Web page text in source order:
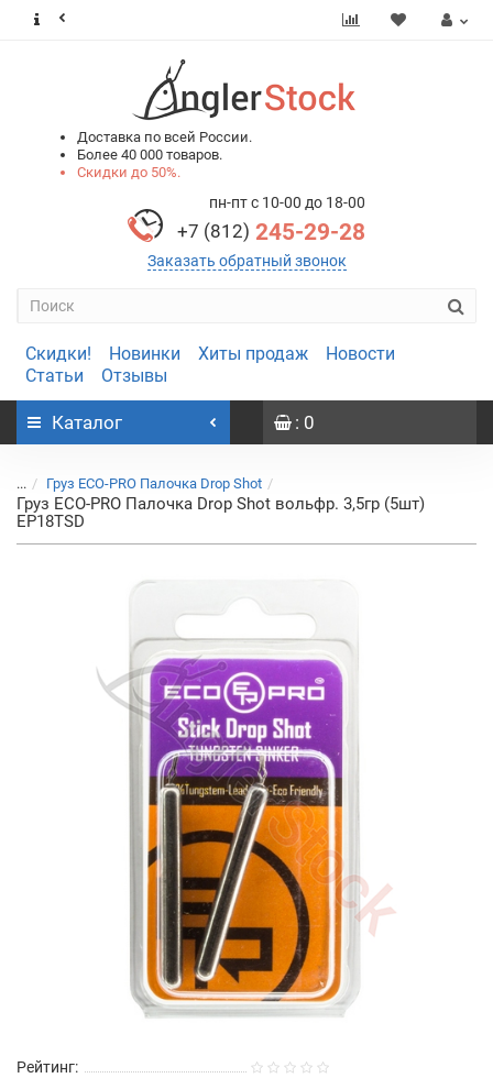
Доставка по всей России.
Более 40 000 товаров.
Скидки до 50%.
пн-пт с 10-00 до 18-00
+7 (812) 245-29-28
Заказать обратный звонок
Скидки! Новинки Хиты продаж
Новости
Статьи
Отзывы
Каталог : 0
... Груз ECO-PRO Палочка Drop Shot
Груз ECO-PRO Палочка Drop Shot вольфр. 3,5гр (5шт)
EP18TSD
Рейтинг: